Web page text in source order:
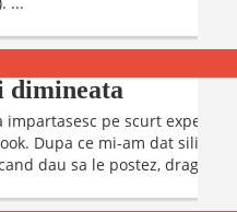
dimineata
impartasesc pe scurt
Dupa ce mi-am dat silinta
dau sa le postez,